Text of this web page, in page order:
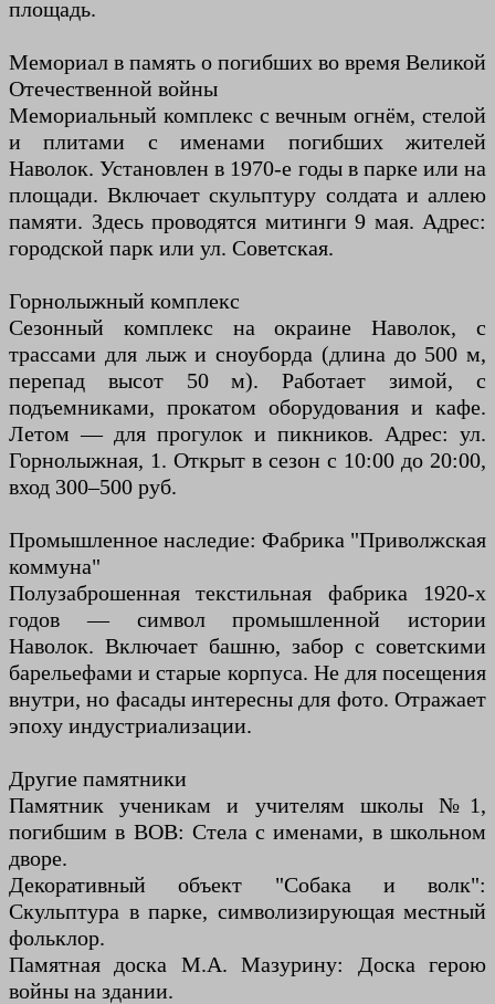
площадь.
Мемориал в память о погибших во время Великой
Отечественной войны
Мемориальный комплекс с вечным огнём, стелой
и плитами с именами погибших жителей
Наволок. Установлен в 1970-е годы в парке или на
площади. Включает скульптуру солдата и аллею
памяти. Здесь проводятся митинги 9 мая. Адрес:
городской парк или ул. Советская.
Горнолыжный комплекс
Сезонный комплекс на окраине Наволок, с
трассами для лыж и сноуборда (длина до 500 м,
перепад высот 50 м). Работает зимой, с
подъемниками, прокатом оборудования и кафе.
Летом — для прогулок и пикников. Адрес: ул.
Горнолыжная, 1. Открыт в сезон с 10:00 до 20:00,
вход 300–500 руб.
Промышленное наследие: Фабрика "Приволжская
коммуна"
Полузаброшенная текстильная фабрика 1920-х
годов — символ промышленной истории
Наволок. Включает башню, забор с советскими
барельефами и старые корпуса. Не для посещения
внутри, но фасады интересны для фото. Отражает
эпоху индустриализации.
Другие памятники
Памятник ученикам и учителям школы №1,
погибшим в ВОВ: Стела с именами, в школьном
дворе.
Декоративный объект "Собака и волк":
Скульптура в парке, символизирующая местный
фольклор.
Памятная доска М.А. Мазурину: Доска герою
войны на здании.